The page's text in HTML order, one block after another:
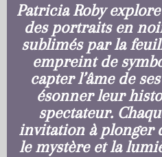
Patricia Roby
des portraits en
sublimés par la
empreint de
capter l’âme de
ésonner leur
spectateur.
invitation à plonger
le mystère et la